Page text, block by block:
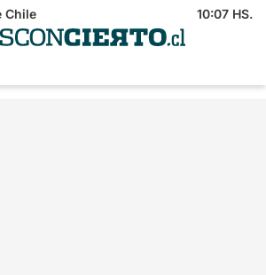
Chile 10:07 HS.